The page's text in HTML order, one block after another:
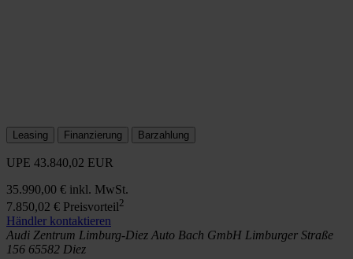
Leasing Finanzierung Barzahlung
UPE 43.840,02 EUR
35.990,00 € inkl. MwSt.
7.850,02 € Preisvorteil2
Händler kontaktieren
Audi Zentrum Limburg-Diez Auto Bach GmbH Limburger Straße
156 65582 Diez